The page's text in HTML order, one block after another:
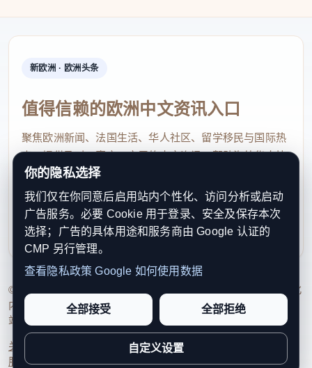
新欧洲 · 欧洲头条
值得信赖的欧洲中文资讯入口
聚焦欧洲新闻、法国生活、华人社区、留学移民与国际热
点，提供及时、真实、实用的中文资讯，帮助海外华人快
速了解欧洲动态。
contact@xinouzhou.com
服务支持、版权与合作：工作日优先处理站务、投稿与权
利通知
© 2026 新欧洲·欧洲头条. All Rights Reserved. 本网站持续优化
内容透明度、联系方式与用户权利说明，以提升品牌信任感和
站点完整度。
关于我们 编辑规范日期归档隐私政策
服务条款联系我们
你的隐私选择
我们仅在你同意后启用站内个性化、访问分析或启动
广告服务。必要 Cookie 用于登录、安全及保存本次
选择；广告的具体用途和服务商由 Google 认证的
CMP 另行管理。
查看隐私政策 Google 如何使用数据
全部接受 全部拒绝
自定义设置